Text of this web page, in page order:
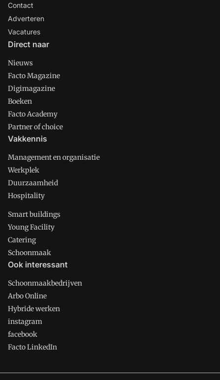
Contact
Adverteren
Vacatures
Direct naar
Nieuws
Facto Magazine
Digimagazine
Boeken
Facto Academy
Partner of choice
Vakkennis
Management en organisatie
Werkplek
Duurzaamheid
Hospitality
Smart buildings
Young Facility
Catering
Schoonmaak
Ook interessant
Schoonmaakbedrijven
Arbo Online
Hybride werken
instagram
facebook
Facto LinkedIn